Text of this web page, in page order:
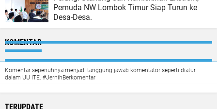
Pemuda NW Lombok Timur Siap Turun ke
Desa-Desa.
KOMENTAR
Komentar sepenuhnya menjadi tanggung jawab komentator seperti diatur
dalam UU ITE. #JernihBerkomentar
TERUPDATE